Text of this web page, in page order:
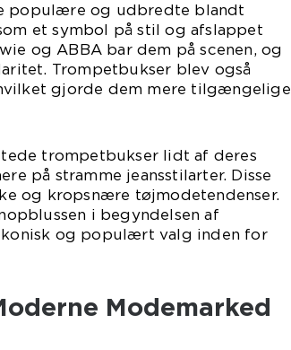
populære og udbredte blandt
et symbol på stil og afslappet
og ABBA bar dem på scenen, og
Trompetbukser blev også
gjorde dem mere tilgængelige
trompetbukser lidt af deres
på stramme jeansstilarter. Disse
og kropsnære tøjmodetendenser.
i begyndelsen af
og populært valg inden for
Modemarked